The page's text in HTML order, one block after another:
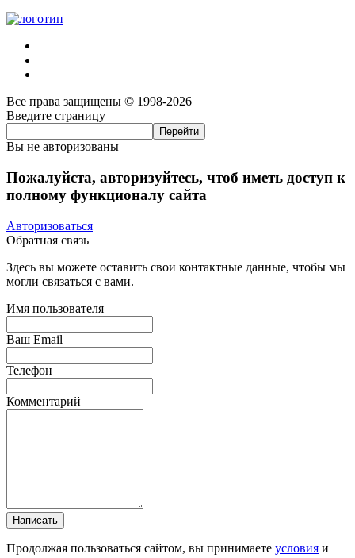
Все права защищены © 1998-2026
Введите страницу
Вы не авторизованы
Пожалуйста, авторизуйтесь, чтоб иметь доступ к
полному функционалу сайта
Авторизоваться
Обратная связь
Здесь вы можете оставить свои контактные данные, чтобы мы
могли связаться с вами.
Имя пользователя
Ваш Email
Телефон
Комментарий
Написать
Продолжая пользоваться сайтом, вы принимаете условия и